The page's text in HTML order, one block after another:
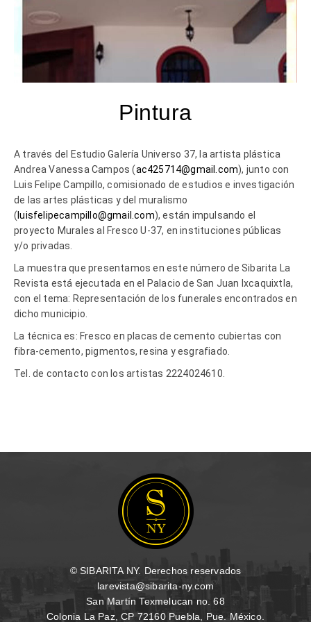
Pintura
A través del Estudio Galería Universo 37, la artista plástica
Andrea Vanessa Campos (ac425714@gmail.com), junto con
Luis Felipe Campillo, comisionado de estudios e investigación
de las artes plásticas y del muralismo
(luisfelipecampillo@gmail.com), están impulsando el
proyecto Murales al Fresco U-37, en instituciones públicas
y/o privadas.
La muestra que presentamos en este número de Sibarita La
Revista está ejecutada en el Palacio de San Juan Ixcaquixtla,
con el tema: Representación de los funerales encontrados en
dicho municipio.
La técnica es: Fresco en placas de cemento cubiertas con
fibra-cemento, pigmentos, resina y esgrafiado.
Tel. de contacto con los artistas 2224024610.
© SIBARITA NY. Derechos reservados
larevista@sibarita-ny.com
San Martín Texmelucan no. 68
Colonia La Paz, CP 72160 Puebla, Pue. México.